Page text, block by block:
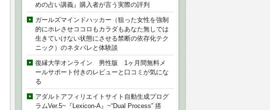
めの占い講義』購入者が言う実際の評判
ガールズマインドハッカー（狙った女性を強制
的にホレさせココロもカラダもあなた無しでは
生きていけない状態にさせる禁断の依存化テク
ニック）のネタバレと体験談
復縁大学オンライン 男性版 1ヶ月間無料メ
ールサポート付きのレビューと口コミが気にな
る
アダルトアフィリエイトサイト自動生成プログ
ラムVer.5~『Lexicon-A』~“Dual Process” 搭